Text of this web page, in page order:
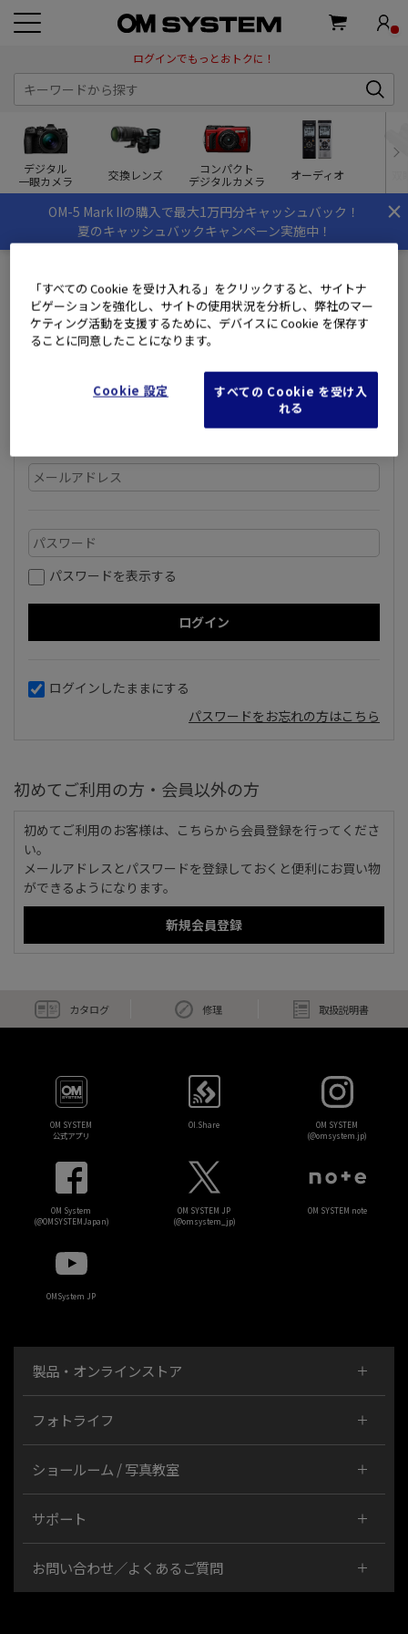
ログインでもっとおトクに！
デジタル
一眼カメラ
交換レンズ
コンパクト
デジタルカメラ
オーディオ
×
OM-5 Mark IIの購入で最大1万円分キャッシュバック！
夏のキャッシュバックキャンペーン実施中！
ログイン
OM SYSTEM MEMBERS(旧ズイコーフレンドクラブ)にご登録
いただいているメールアドレスとパスワードを入力してログ
パスワードを表示する
ログインしたままにする
パスワードをお忘れの方はこちら
初めてご利用の方・会員以外の方
初めてご利用のお客様は、こちらから会員登録を行ってくださ
い。
メールアドレスとパスワードを登録しておくと便利にお買い物
ができるようになります。
カタログ 修理 取扱説明書
OM SYSTEM
公式アプリ
OI.Share
OM SYSTEM
(@omsystem.jp)
OM System
(@OMSYSTEMJapan)
OM SYSTEM JP
(@omsystem_jp)
OM SYSTEM note
OMSystem JP
製品・オンラインストア
フォトライフ
ショールーム / 写真教室
サポート
お問い合わせ／よくあるご質問
「すべての Cookie を受け入れる」をクリックすると、サイトナ
ビゲーションを強化し、サイトの使用状況を分析し、弊社のマー
ケティング活動を支援するために、デバイスに Cookie を保存す
ることに同意したことになります。
Cookie 設定
すべての Cookie を受け入
れる